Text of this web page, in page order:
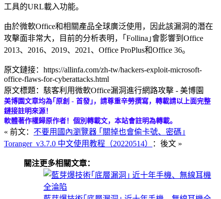
工具的URL載入功能。
由於微軟Office和相關產品全球廣泛使用，因此該漏洞的潛在
攻擊面非常大，目前的分析表明，｢Follina｣會影響到Office
2013、2016、2019、2021、Office ProPlus和Office 36。
原文鏈接：https://allinfa.com/zh-tw/hackers-exploit-microsoft-
office-flaws-for-cyberattacks.html
原文標題：駭客利用微軟Office漏洞進行網路攻擊 - 美博園
美博園文章均為｢原創 - 首發｣，請尊重辛勞撰寫，轉載請以上面完整
鏈接註明來源！
軟體著作權歸原作者！個別轉載文，本站會註明為轉載。
« 前文： 不要用國內瀏覽器 ｢關掉也會偷卡號、密碼｣
Toranger_v3.7.0 中文使用教程（20220514）
：後文 »
關注更多相關文章：